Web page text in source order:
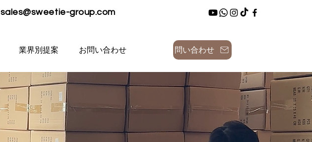
sales@sweetie-group.com
業界別提案 お問い合わせ 問い合わせ